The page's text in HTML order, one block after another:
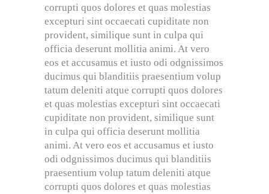
corrupti quos dolores et quas molestias
excepturi sint occaecati cupiditate non
provident, similique sunt in culpa qui
officia deserunt mollitia animi. At vero
eos et accusamus et iusto odi odgnissimos
ducimus qui blanditiis praesentium volup
tatum deleniti atque corrupti quos dolores
et quas molestias excepturi sint occaecati
cupiditate non provident, similique sunt
in culpa qui officia deserunt mollitia
animi. At vero eos et accusamus et iusto
odi odgnissimos ducimus qui blanditiis
praesentium volup tatum deleniti atque
corrupti quos dolores et quas molestias